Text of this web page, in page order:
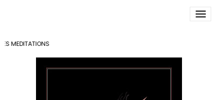
MEDITATIONS